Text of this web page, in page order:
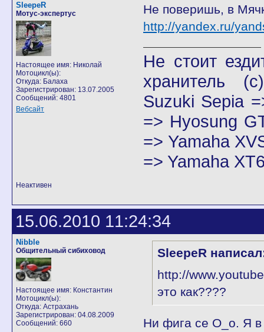
SleepeR
Мотус-экспертус
Настоящее имя: Николай
Мотоцикл(ы):
Откуда: Балаха
Зарегистрирован: 13.07.2005
Сообщений: 4801
Вебсайт
Не поверишь, в
http://yandex.ru/
Не стоит
хранитель
(с)
Suzuki Sepia
=> Hyosung
=> Yamaha
=> Yamaha
Неактивен
15.06.2010 11:24:34
Nibble
Общительный сибиховод
Настоящее имя: Константин
Мотоцикл(ы):
Откуда: Астрахань
Зарегистрирован: 04.08.2009
Сообщений: 660
SleepeR
http://
это как????
Ни фига се О_о. Я в